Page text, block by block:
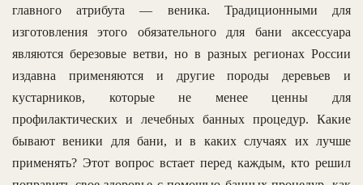
главного атрибута — веника. Традиционными для
изготовления этого обязательного для бани аксессуара
являются березовые ветви, но в разных регионах России
издавна применяются и другие породы деревьев и
кустарников, которые не менее ценны для
профилактических и лечебных банных процедур. Какие
бывают веники для бани, и в каких случаях их лучше
применять? Этот вопрос встает перед каждым, кто решил